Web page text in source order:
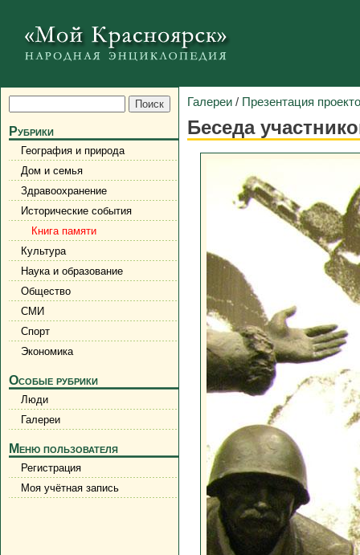
Рубрики
География и природа
Дом и семья
Здравоохранение
Исторические события
Книга памяти
Культура
Наука и образование
Общество
СМИ
Спорт
Экономика
Особые рубрики
Люди
Галереи
Меню пользователя
Регистрация
Моя учётная запись
Галереи / Презентация
Беседа